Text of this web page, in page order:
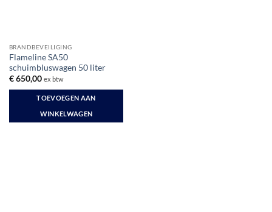
BRANDBEVEILIGING
Flameline SA50
schuimbluswagen 50 liter
€650,00 ex btw
TOEVOEGEN AAN
WINKELWAGEN